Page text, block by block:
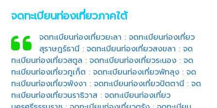
จดทะเบียนท่องเที่ยวภาคใต้
จดทะเบียนท่องเที่ยวยะลา : จดทะเบียนท่องเที่ยว
สุราษฎร์ธานี: จดทะเบียนท่องเที่ยวสงขลา : จด
ทะเบียนท่องเที่ยวสตูล :จดทะเบียนท่องเที่ยวระนอง :จด
ทะเบียนท่องเที่ยวภูเก็ต :จดทะเบียนท่องเที่ยวพัทลุง :จด
ทะเบียนท่องเที่ยวพังงา :จดทะเบียนท่องเที่ยวปัตตานี :จด
ทะเบียนท่องเที่ยวนราธิวาส :จดทะเบียนท่องเที่ยว